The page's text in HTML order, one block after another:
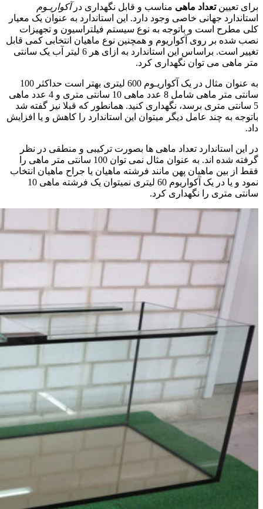
برای تعیینتعداد ماهی مناسب و قابل نگهداری درآکواریـوم
استاندارد جهانی خاصی وجود دارد. این استاندارد به عنوان یک معیار
کلی مطرح است و باتوجه به نوع سیستم فیلتراسیون و تجهیزات
نصب شده بر روی آکواریوم و همچنین نوع ماهیان انتخابی کمی قابل
تغییر است. براساس این استاندارد به ازای هر 6 لیتر آب یک سانتی
متر ماهی می توان نگهداری کرد.
به عنوان مثال در یک آکواریـوم 600 لیتری بهتر است حداکثر 100
سانتی متر ماهی شامل 8 عدد ماهی 10 سانتی متری و 4 عدد ماهی
5 سانتی متری برسد، نگهداری کنید. همانطور که قبلا نیز گفته شد
باتوجه به چند عامل دیگر میتوان این استاندارد را کاهش و یا افزایش
داد.
در این استاندارد تعداد ماهی ها بصورت ترکیبی و منطقی در نظر
گرفته شده اند. به عنوان مثال نمی توان 100 سانتی متر ماهی را
فقط از بین ماهیان پهن مانند فرشته ماهیان یا جراح ماهیان انتخاب
نمود و یا در یک آکواریوم 60 لیتری نمیتوان یک فرشته ماهی 10
سانتی متری را نگهداری کرد.